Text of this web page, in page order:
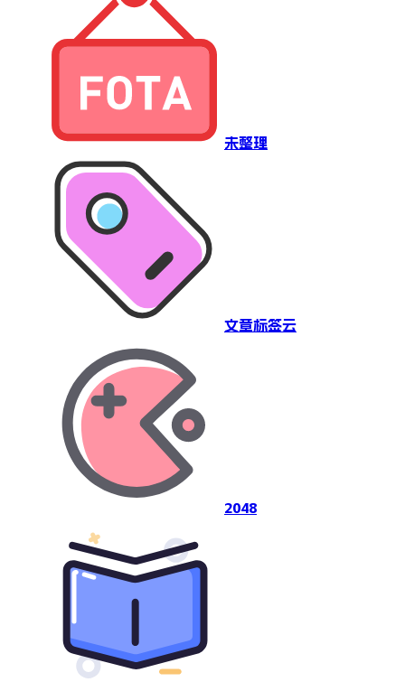
未整理
文章标签云
2048